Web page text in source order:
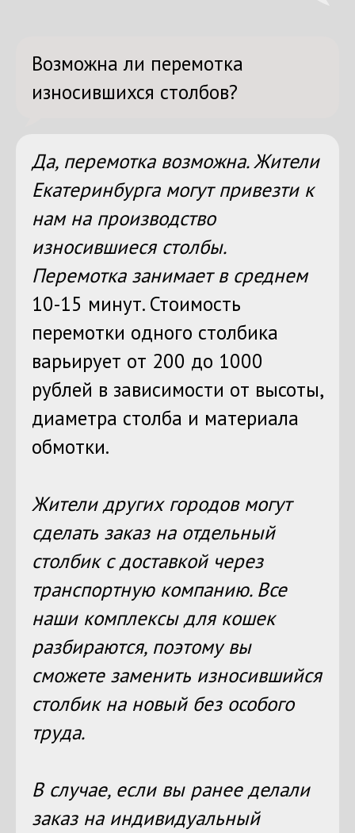
Возможна ли перемотка
износившихся столбов?
Да, перемотка возможна. Жители
Екатеринбурга могут привезти к
нам на производство
износившиеся столбы.
Перемотка занимает в среднем
10-15 минут. Стоимость
перемотки одного столбика
варьирует от 200 до 1000
рублей в зависимости от высоты,
диаметра столба и материала
обмотки.
Жители других городов могут
сделать заказ на отдельный
столбик с доставкой через
транспортную компанию. Все
наши комплексы для кошек
разбираются, поэтому вы
сможете заменить износившийся
столбик на новый без особого
труда.
В случае, если вы ранее делали
заказ на индивидуальный